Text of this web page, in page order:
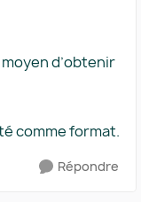
moyen d’obtenir
comme format.
Répondre